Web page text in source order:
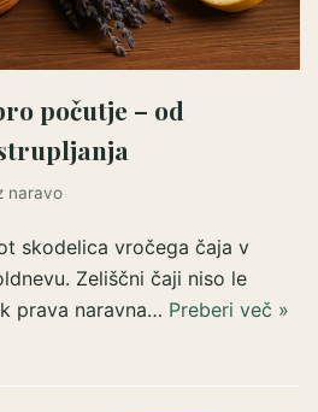
počutje – od
naravo
skodelica vročega čaja v
Zeliščni čaji niso le
prava naravna… Preberi več »